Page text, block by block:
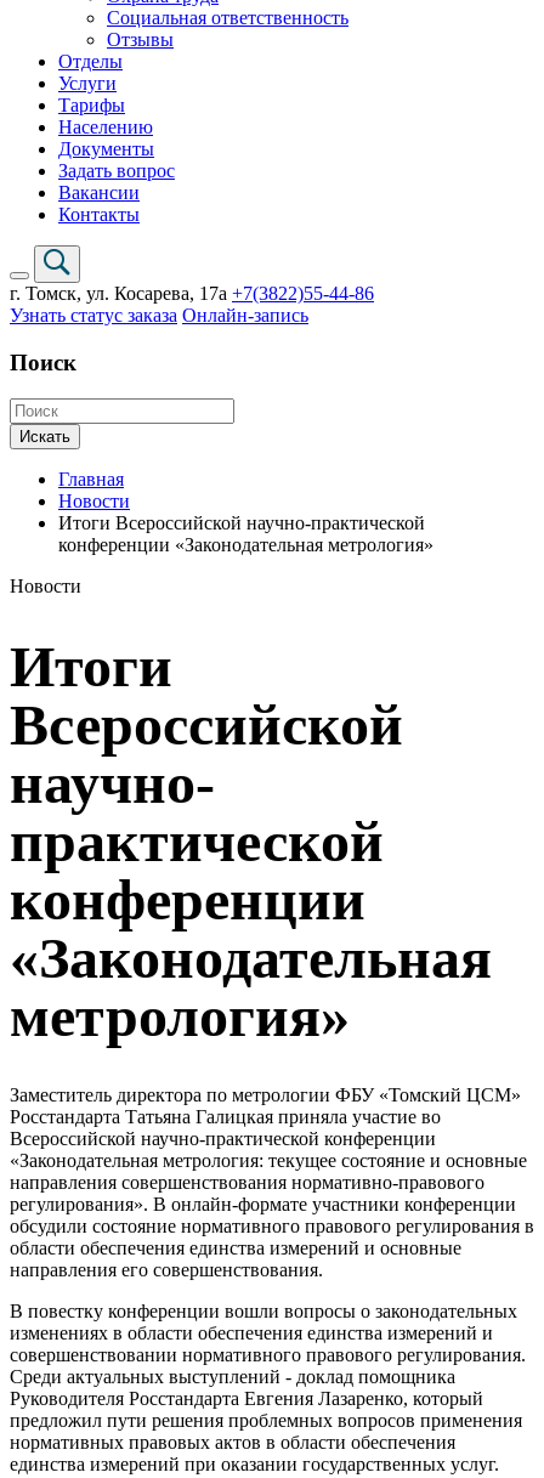
Социальная ответственность
Отзывы
Отделы
Услуги
Тарифы
Населению
Документы
Задать вопрос
Вакансии
Контакты
г. Томск, ул. Косарева, 17а +7(3822)55-44-86
Узнать статус заказа Онлайн-запись
Поиск
Искать
Главная
Новости
Итоги Всероссийской научно-практической
конференции «Законодательная метрология»
Новости
Итоги
Всероссийской
научно-
практической
конференции
«Законодательная
метрология»
Заместитель директора по метрологии ФБУ «Томский ЦСМ»
Росстандарта Татьяна Галицкая приняла участие во
Всероссийской научно-практической конференции
«Законодательная метрология: текущее состояние и основные
направления совершенствования нормативно-правового
регулирования». В онлайн-формате участники конференции
обсудили состояние нормативного правового регулирования в
области обеспечения единства измерений и основные
направления его совершенствования.
В повестку конференции вошли вопросы о законодательных
изменениях в области обеспечения единства измерений и
совершенствовании нормативного правового регулирования.
Среди актуальных выступлений - доклад помощника
Руководителя Росстандарта Евгения Лазаренко, который
предложил пути решения проблемных вопросов применения
нормативных правовых актов в области обеспечения
единства измерений при оказании государственных услуг.